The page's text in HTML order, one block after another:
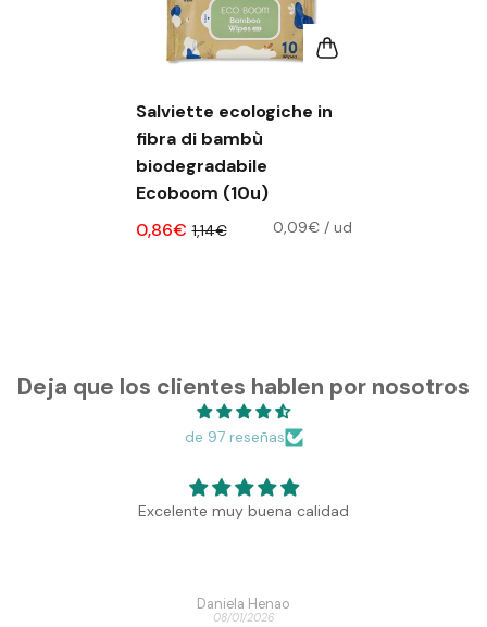
Salviette ecologiche in
fibra di bambù
biodegradabile
Ecoboom (10u)
0,86€ 1,14€ 0,09€ / ud
Deja que los clientes hablen por nosotros
de 97 reseñas
Excelente muy buena calidad
Daniela Henao
08/01/2026